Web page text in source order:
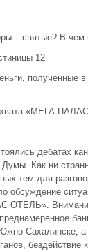
– святые? В чем
12
полученные
«МЕГА
дебатах
Как ни
тем для
обсуждение
ОТЕЛЬ».
Сахалинске, а